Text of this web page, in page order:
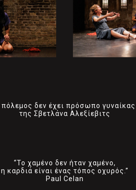
δεν έχει πρόσωπο γυναίκας
της Σβετλάνα Αλεξίεβιτς
“Το χαμένο δεν ήταν χαμένο,
η καρδιά είναι ένας τόπος οχυρός.”
Paul Celan